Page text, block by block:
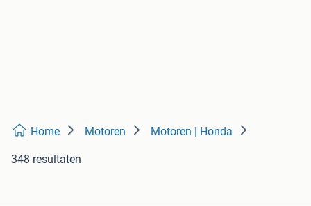
Home Motoren Motoren | Honda
348 resultaten